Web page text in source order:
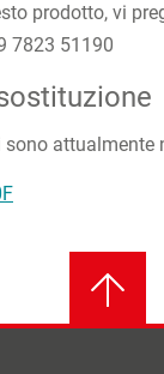
prodotto, vi
7823 51190
sono attualmente